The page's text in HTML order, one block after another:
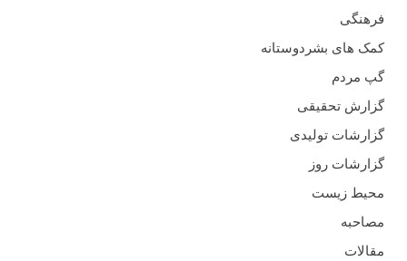
فرهنگی
کمک های بشردوستانه
گپ مردم
گزارش تحقیقی
گزارشات تولیدی
گزارشات روز
محیط زیست
مصاحبه
مقالات